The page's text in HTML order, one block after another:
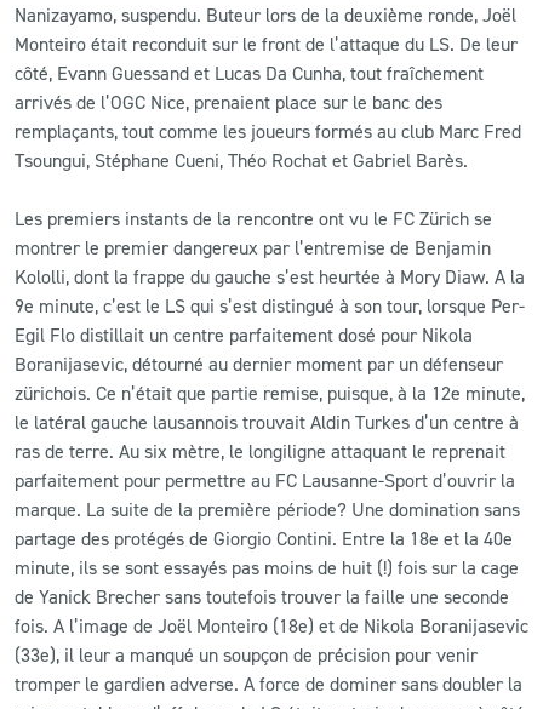
LS E-SHOP
L’APP DU LS
LS ACADEMY CAMPS
PRESSE ET MEDIAS
Nanizayamo, suspendu. Buteur lors de la deuxième ronde, Joël
Monteiro était reconduit sur le front de l’attaque du LS. De leur
côté, Evann Guessand et Lucas Da Cunha, tout fraîchement
arrivés de l’OGC Nice, prenaient place sur le banc des
remplaçants, tout comme les joueurs formés au club Marc Fred
Tsoungui, Stéphane Cueni, Théo Rochat et Gabriel Barès.
Les premiers instants de la rencontre ont vu le FC Zürich se
montrer le premier dangereux par l’entremise de Benjamin
Kololli, dont la frappe du gauche s’est heurtée à Mory Diaw. A la
9e minute, c’est le LS qui s’est distingué à son tour, lorsque Per-
Egil Flo distillait un centre parfaitement dosé pour Nikola
Boranijasevic, détourné au dernier moment par un défenseur
zürichois. Ce n’était que partie remise, puisque, à la 12e minute,
le latéral gauche lausannois trouvait Aldin Turkes d’un centre à
ras de terre. Au six mètre, le longiligne attaquant le reprenait
parfaitement pour permettre au FC Lausanne-Sport d’ouvrir la
marque. La suite de la première période? Une domination sans
partage des protégés de Giorgio Contini. Entre la 18e et la 40e
minute, ils se sont essayés pas moins de huit (!) fois sur la cage
de Yanick Brecher sans toutefois trouver la faille une seconde
fois. A l’image de Joël Monteiro (18e) et de Nikola Boranijasevic
(33e), il leur a manqué un soupçon de précision pour venir
tromper le gardien adverse. A force de dominer sans doubler la